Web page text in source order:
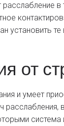
в
установить те
от
и умеет
система